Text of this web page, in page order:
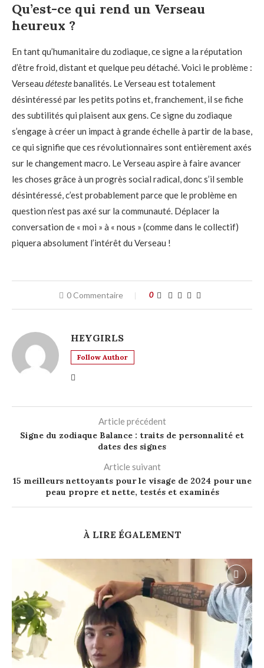
Qu’est-ce qui rend un Verseau
heureux ?
En tant qu’humanitaire du zodiaque, ce signe a la réputation
d’être froid, distant et quelque peu détaché. Voici le problème :
Verseau détestebanalités. Le Verseau est totalement
désintéressé par les petits potins et, franchement, il se fiche
des subtilités qui plaisent aux gens. Ce signe du zodiaque
s’engage à créer un impact à grande échelle à partir de la base,
ce qui signifie que ces révolutionnaires sont entièrement axés
sur le changement macro. Le Verseau aspire à faire avancer
les choses grâce à un progrès social radical, donc s’il semble
désintéressé, c’est probablement parce que le problème en
question n’est pas axé sur la communauté. Déplacer la
conversation de « moi » à « nous » (comme dans le collectif)
piquera absolument l’intérêt du Verseau !
0 Commentaire 0
HEYGIRLS
Follow Author
Article précédent
Signe du zodiaque Balance : traits de personnalité et
dates des signes
Article suivant
15 meilleurs nettoyants pour le visage de 2024 pour une
peau propre et nette, testés et examinés
À LIRE ÉGALEMENT